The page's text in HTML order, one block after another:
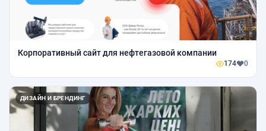
Корпоративный сайт для нефтегазовой компании
174 0
ДИЗАЙН И БРЕНДИНГ